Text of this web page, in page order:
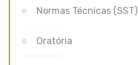
Normas Técnicas (SST)
Oratória